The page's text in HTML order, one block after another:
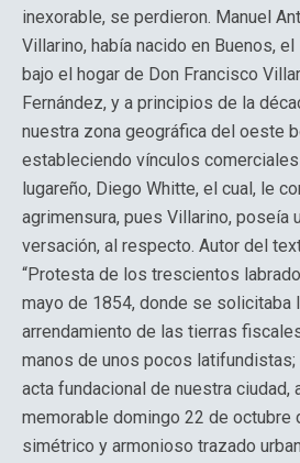
inexorable, se perdieron. Manuel
Villarino, había nacido en Buenos,
bajo el hogar de Don Francisco
Fernández, y a principios de la
nuestra zona geográfica del oeste
estableciendo vínculos
lugareño, Diego Whitte, el cual, le
agrimensura, pues Villarino, poseía
versación, al respecto. Autor del
“Protesta de los trescientos
mayo de 1854, donde se solicitaba
arrendamiento de las tierras
manos de unos pocos latifundistas;
acta fundacional de nuestra ciudad,
memorable domingo 22 de octubre
simétrico y armonioso trazado